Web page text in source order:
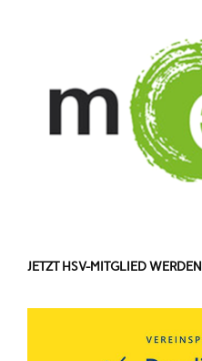
JETZT HSV-MITGLIED WERDEN